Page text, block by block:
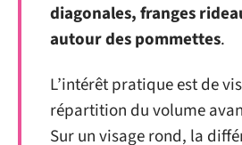
diagonales, franges
autour des pommettes.
L’intérêt pratique est de
répartition du volume
Sur un visage rond, la